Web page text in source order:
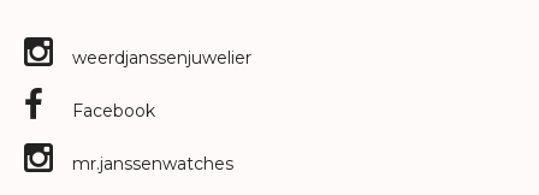
weerdjanssenjuwelier
Facebook
mr.janssenwatches